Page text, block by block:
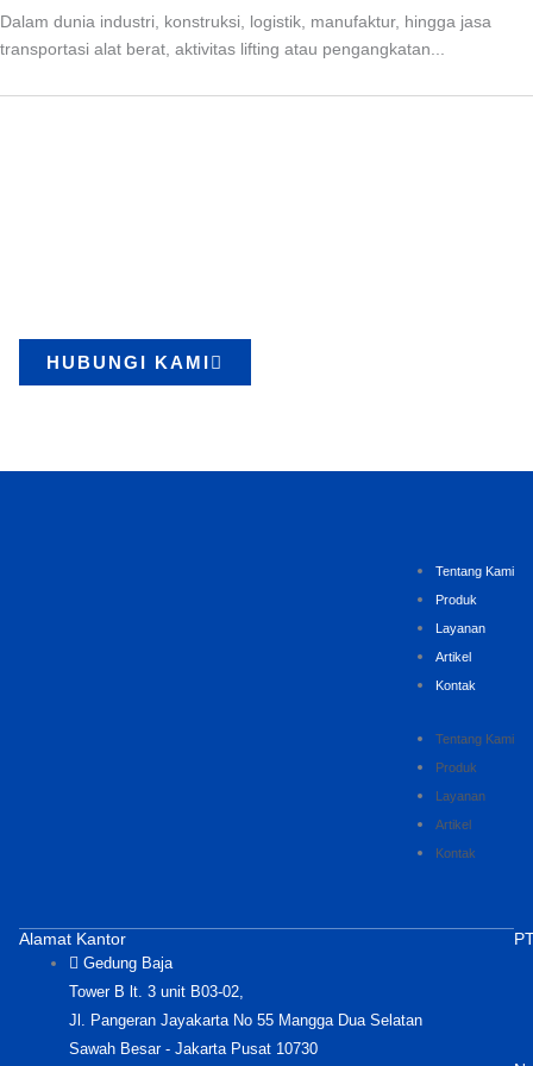
Dalam dunia industri, konstruksi, logistik, manufaktur, hingga jasa
transportasi alat berat, aktivitas lifting atau pengangkatan...
HUBUNGI KAMI
Tentang Kami
Produk
Layanan
Artikel
Kontak
Tentang Kami
Produk
Layanan
Artikel
Kontak
Alamat Kantor
Gedung Baja
Tower B lt. 3 unit B03-02,
Jl. Pangeran Jayakarta No 55 Mangga Dua Selatan
Sawah Besar - Jakarta Pusat 10730